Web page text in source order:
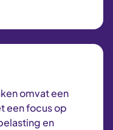
omvat een
een focus op
en